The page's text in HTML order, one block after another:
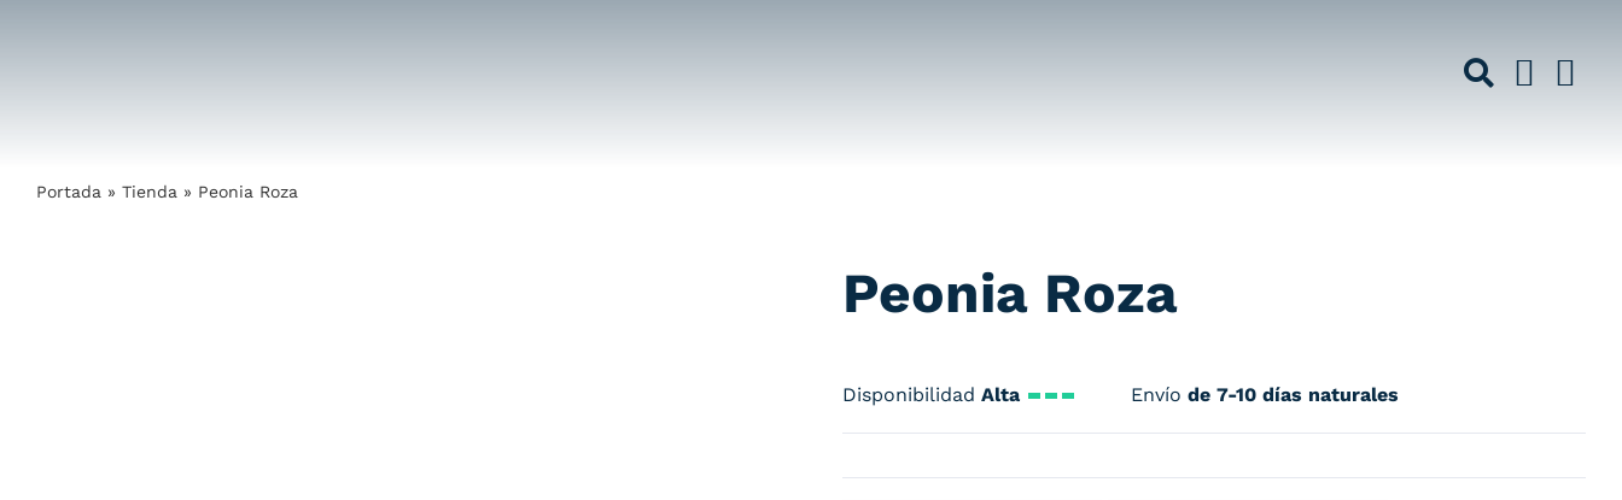
Portada » Tienda » Peonia Roza
Peonia Roza
Disponibilidad Alta Envío de 7-10 días naturales